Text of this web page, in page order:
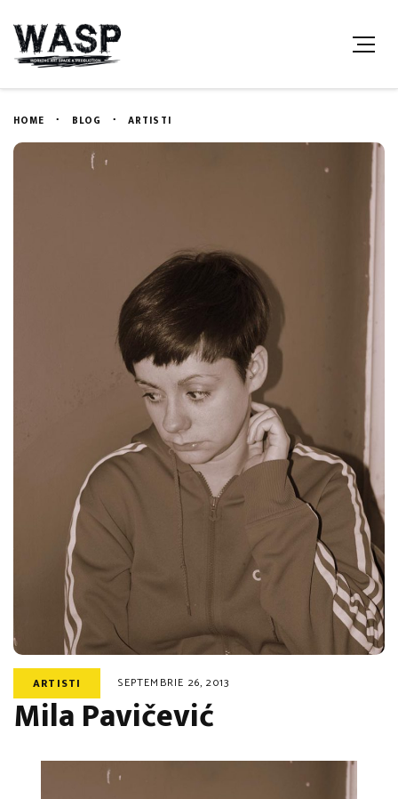
HOME BLOG ARTISTI
ARTISTI SEPTEMBRIE 26, 2013
Mila Pavičević